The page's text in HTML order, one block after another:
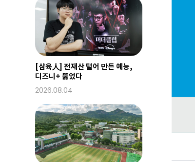
[삼육人] 전재산 털어 만든 예능,
디즈니+ 뚫었다
2026.08.04